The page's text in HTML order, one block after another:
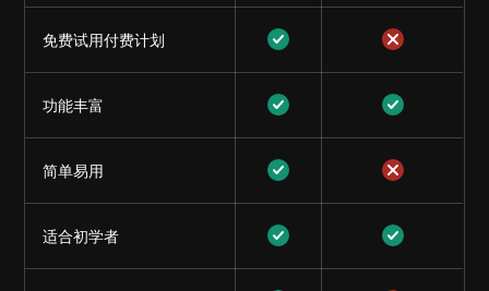
免费试用付费计划
功能丰富
简单易用
适合初学者